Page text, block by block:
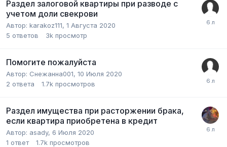
Раздел залоговой квартиры при разводе с
учетом доли свекрови
Автор: karakoz111, 1 Августа 2020
5 ответов 3k просмотр
Помогите пожалуйста
Автор: Снежанна001, 10 Июля 2020
2 ответа 1.7k просмотров
Раздел имущества при расторжении брака,
если квартира приобретена в кредит
Автор: asady, 6 Июля 2020
1 ответ 1.7k просмотров